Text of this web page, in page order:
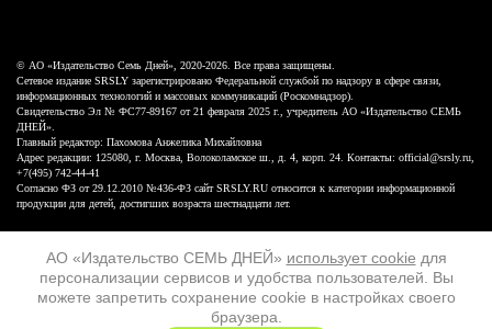
АО «Издательство СЕМЬ ДНЕЙ» использует cookie для
персонализации сервисов и удобства пользователей. Вы
можете запретить сохранение cookie в настройках своего
браузера.
16+
© АО «Издательство Семь Дней», 2020-2026. Все права защищены.
Сетевое издание SRSLY зарегистрировано Федеральной службой по надзору в сфере связи,
информационных технологий и массовых коммуникаций (Роскомнадзор).
Свидетельство Эл № ФС77-89167 от 21 февраля 2025 г., учредитель АО «Издательство СЕМЬ
ДНЕЙ».
Главный редактор: Пахомова Анжелика Михайловна
Адрес редакции: 125080, г. Москва, Волоколамское ш., д. 4, корп. 24. Контакты: official@srsly.ru,
+7(495) 742-44-41
Согласно ФЗ от 29.12.2010 №436-ФЗ сайт SRSLY.RU относится к категории информационной
продукции для детей, достигших возраста шестнадцати лет.